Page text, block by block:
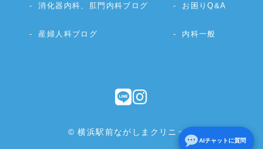
消化器内科、肛門内科ブログ お困りQ&A
産婦人科ブログ 内科一般
© 横浜駅前ながしまクリニック
AIチャットに質問